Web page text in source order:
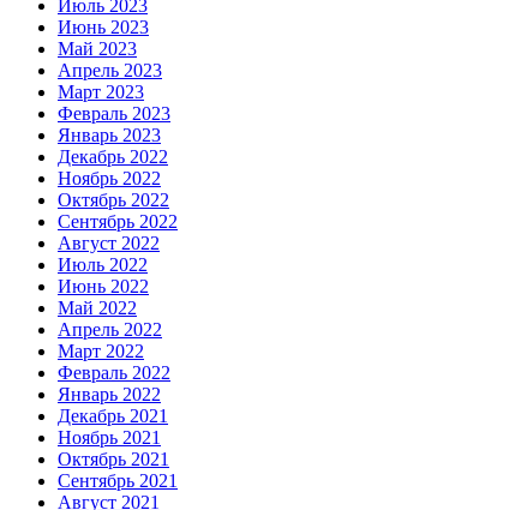
Июль 2023
Июнь 2023
Май 2023
Апрель 2023
Март 2023
Февраль 2023
Январь 2023
Декабрь 2022
Ноябрь 2022
Октябрь 2022
Сентябрь 2022
Август 2022
Июль 2022
Июнь 2022
Май 2022
Апрель 2022
Март 2022
Февраль 2022
Январь 2022
Декабрь 2021
Ноябрь 2021
Октябрь 2021
Сентябрь 2021
Август 2021